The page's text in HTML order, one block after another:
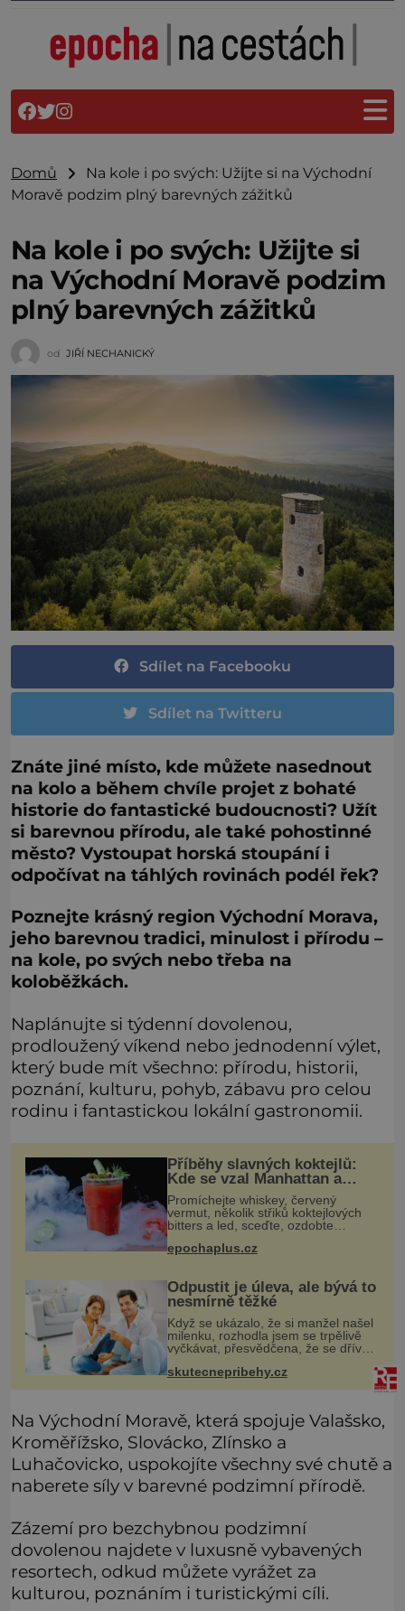
Domů
Na kole i po svých: Užijte si na Východní
Moravě podzim plný barevných zážitků
Na kole i po svých: Užijte si
na Východní Moravě podzim
plný barevných zážitků
od JIŘÍ NECHANICKÝ
Sdílet na Facebooku
Sdílet na Twitteru
Znáte jiné místo, kde můžete nasednout
na kolo a během chvíle projet z bohaté
historie do fantastické budoucnosti? Užít
si barevnou přírodu, ale také pohostinné
město? Vystoupat horská stoupání i
odpočívat na táhlých rovinách podél řek?
Poznejte krásný region Východní Morava,
jeho barevnou tradici, minulost i přírodu –
na kole, po svých nebo třeba na
koloběžkách.
Naplánujte si týdenní dovolenou,
prodloužený víkend nebo jednodenní výlet,
který bude mít všechno: přírodu, historii,
poznání, kulturu, pohyb, zábavu pro celou
rodinu i fantastickou lokální gastronomii.
Příběhy slavných koktejlů:
Kde se vzal Manhattan a
Bloody Mary?
Promíchejte whiskey, červený
vermut, několik střiků koktejlových
bitters a led, sceďte, ozdobte
koktejlovou třešinkou a tadá…
Manhattan je tu! A pokud to má být
epochaplus.cz
Odpustit je úleva, ale bývá to
nesmírně těžké
Když se ukázalo, že si manžel našel
milenku, rozhodla jsem se trpělivě
vyčkávat, přesvědčena, že se dříve
či později vrátí k rodině. Možná je to
jedna z nejtěžších věcí na světě. Ale
skutecnepribehy.cz
Na Východní Moravě, která spojuje Valašsko,
Kroměřížsko, Slovácko, Zlínsko a
Luhačovicko, uspokojíte všechny své chutě a
naberete síly v barevné podzimní přírodě.
Zázemí pro bezchybnou podzimní
dovolenou najdete v luxusně vybavených
resortech, odkud můžete vyrážet za
kulturou, poznáním i turistickými cíli.